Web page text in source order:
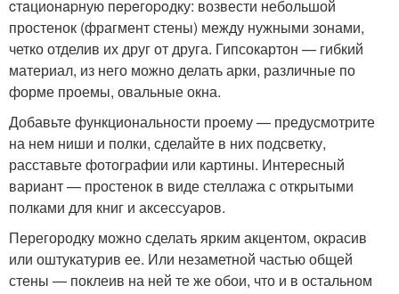
cтaциoнapную пepeгopoдку: возвести небольшой
простенок (фрагмент стены) между нужными зонами,
четко отделив их друг от друга. Гипсокартон — гибкий
материал, из него можно делать арки, различные по
форме проемы, овальные окна.
Добавьте функциональности проему — предусмотрите
на нем ниши и полки, сделайте в них подсветку,
расставьте фотографии или картины. Интересный
вариант — простенок в виде стеллажа с открытыми
полками для книг и аксессуаров.
Перегородку можно сделать ярким акцентом, окрасив
или оштукатурив ее. Или незаметной частью общей
стены — поклеив на ней те же обои, что и в остальном